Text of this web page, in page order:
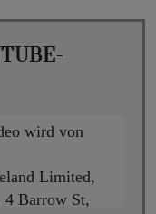
wird von
Limited,
4 Barrow St,